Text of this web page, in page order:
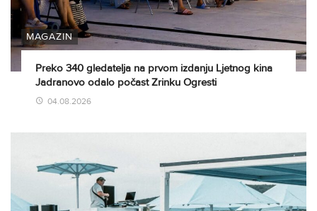
MAGAZIN
Preko 340 gledatelja na prvom izdanju Ljetnog kina
Jadranovo odalo počast Zrinku Ogresti
04.08.2026